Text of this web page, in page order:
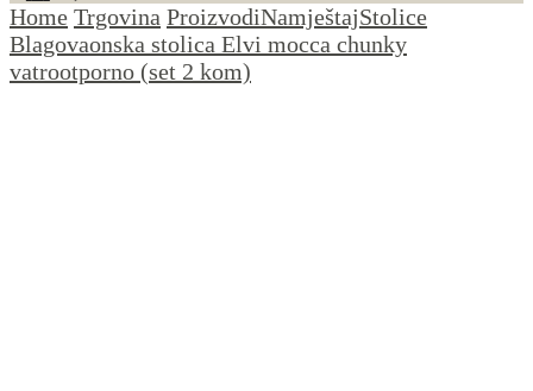
Home Trgovina ProizvodiNamještajStolice
Blagovaonska stolica Elvi mocca chunky
vatrootporno (set 2 kom)